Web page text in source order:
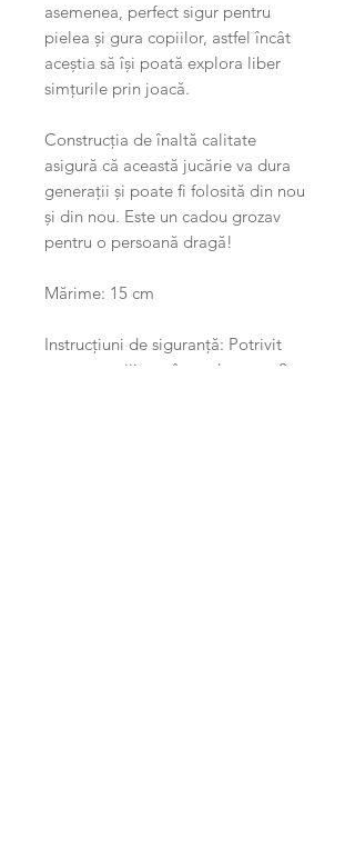
asemenea, perfect sigur pentru
pielea și gura copiilor, astfel încât
aceștia să își poată explora liber
simțurile prin joacă.
Construcția de înaltă calitate
asigură că această jucărie va dura
generații și poate fi folosită din nou
și din nou. Este un cadou grozav
pentru o persoană dragă!
Mărime: 15 cm
Instrucțiuni de siguranță: Potrivit
pentru copiii cu vârsta de peste 2